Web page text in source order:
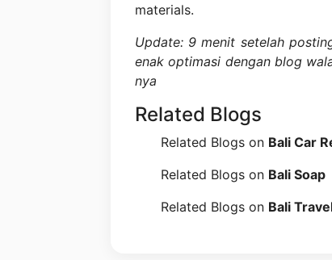
materials.
Update: 9 menit setelah
enak optimasi dengan blog
nya
Related Blogs
Related Blogs on Bali Car
Related Blogs on Bali Soap
Related Blogs on Bali